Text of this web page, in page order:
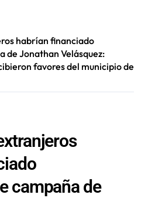
habrían financiado
de Jonathan Velásquez:
favores del municipio de
campaña de